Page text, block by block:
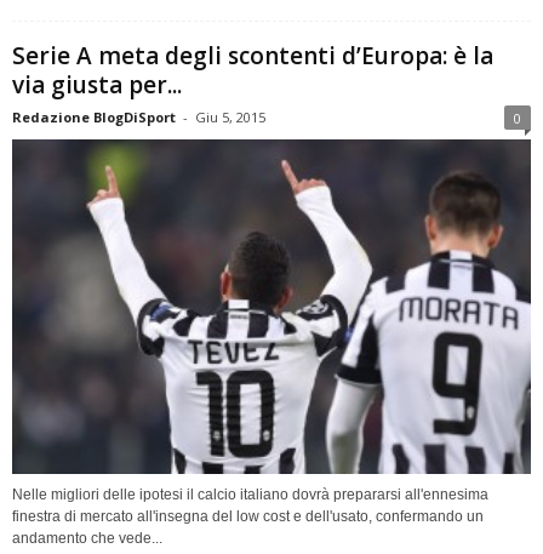
Serie A meta degli scontenti d’Europa: è la
via giusta per...
Redazione BlogDiSport - Giu 5, 2015 0
Nelle migliori delle ipotesi il calcio italiano dovrà prepararsi all'ennesima
finestra di mercato all'insegna del low cost e dell'usato, confermando un
andamento che vede...